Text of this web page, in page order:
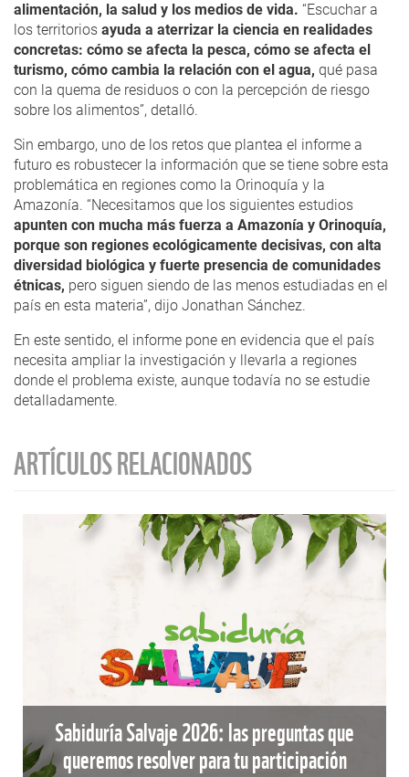
alimentación, la salud y los medios de vida. “Escuchar a
los territorios ayuda a aterrizar la ciencia en realidades
concretas: cómo se afecta la pesca, cómo se afecta el
turismo, cómo cambia la relación con el agua, qué pasa
con la quema de residuos o con la percepción de riesgo
sobre los alimentos”, detalló.
Sin embargo, uno de los retos que plantea el informe a
futuro es robustecer la información que se tiene sobre esta
problemática en regiones como la Orinoquía y la
Amazonía. “Necesitamos que los siguientes estudios
apunten con mucha más fuerza a Amazonía y Orinoquía,
porque son regiones ecológicamente decisivas, con alta
diversidad biológica y fuerte presencia de comunidades
étnicas, pero siguen siendo de las menos estudiadas en el
país en esta materia”, dijo Jonathan Sánchez.
En este sentido, el informe pone en evidencia que el país
necesita ampliar la investigación y llevarla a regiones
donde el problema existe, aunque todavía no se estudie
detalladamente.
ARTÍCULOS RELACIONADOS
Sabiduría Salvaje 2026: las preguntas que
queremos resolver para tu participación